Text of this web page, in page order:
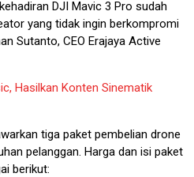
DJI Mavic 3 Pro sudah
yang tidak ingin berkompromi
Sutanto, CEO Erajaya Active
Hasilkan Konten Sinematik
tiga paket pembelian drone
pelanggan. Harga dan isi paket
berikut: